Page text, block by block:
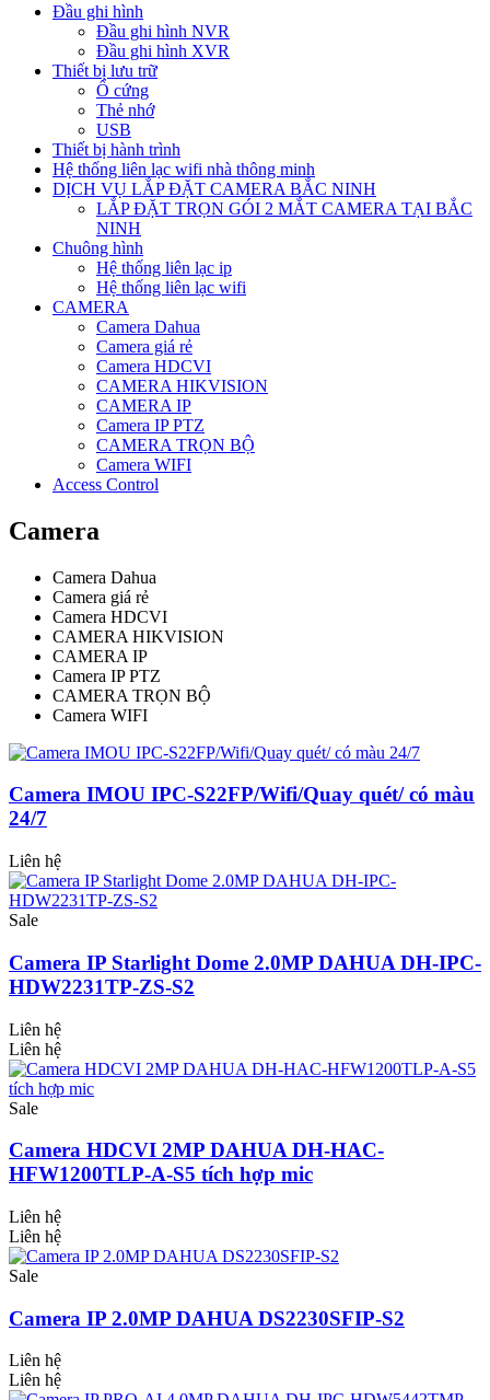
Đầu ghi hình
Đầu ghi hình NVR
Đầu ghi hình XVR
Thiết bị lưu trữ
Ổ cứng
Thẻ nhớ
USB
Thiết bị hành trình
Hệ thống liên lạc wifi nhà thông minh
DỊCH VỤ LẮP ĐẶT CAMERA BẮC NINH
LẮP ĐẶT TRỌN GÓI 2 MẮT CAMERA TẠI BẮC
NINH
Chuông hình
Hệ thống liên lạc ip
Hệ thống liên lạc wifi
CAMERA
Camera Dahua
Camera giá rẻ
Camera HDCVI
CAMERA HIKVISION
CAMERA IP
Camera IP PTZ
CAMERA TRỌN BỘ
Camera WIFI
Access Control
Camera
Camera Dahua
Camera giá rẻ
Camera HDCVI
CAMERA HIKVISION
CAMERA IP
Camera IP PTZ
CAMERA TRỌN BỘ
Camera WIFI
Camera IMOU IPC-S22FP/Wifi/Quay quét/ có màu
24/7
Liên hệ
Sale
Camera IP Starlight Dome 2.0MP DAHUA DH-IPC-
HDW2231TP-ZS-S2
Liên hệ
Liên hệ
Sale
Camera HDCVI 2MP DAHUA DH-HAC-
HFW1200TLP-A-S5 tích hợp mic
Liên hệ
Liên hệ
Sale
Camera IP 2.0MP DAHUA DS2230SFIP-S2
Liên hệ
Liên hệ